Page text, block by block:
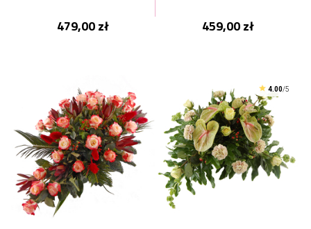
479,00 zł 459,00 zł
4.00/5